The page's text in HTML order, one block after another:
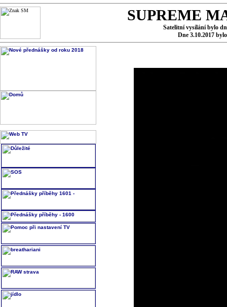
SUPREME
Satelitní vysílání bylo
Dne 3.10.2017